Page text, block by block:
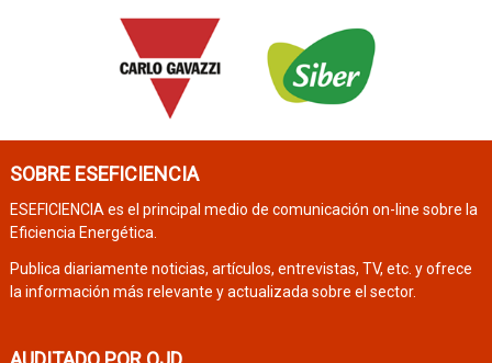
SOBRE ESEFICIENCIA
ESEFICIENCIA es el principal medio de comunicación on-line sobre la
Eficiencia Energética.
Publica diariamente noticias, artículos, entrevistas, TV, etc. y ofrece
la información más relevante y actualizada sobre el sector.